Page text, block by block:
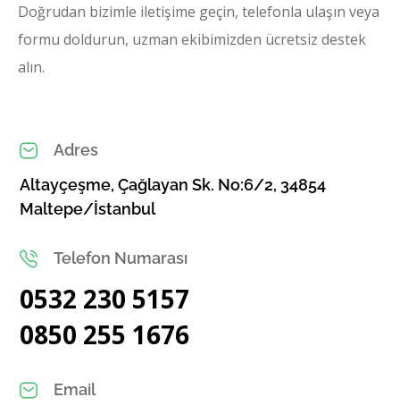
Doğrudan bizimle iletişime geçin, telefonla ulaşın veya
formu doldurun, uzman ekibimizden ücretsiz destek
alın.
Adres
Altayçeşme, Çağlayan Sk. No:6/2, 34854
Maltepe/İstanbul
Telefon Numarası
0532 230 5157
0850 255 1676
Email